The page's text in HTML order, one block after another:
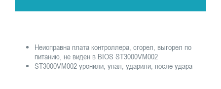
Неисправна плата контроллера, сгорел, выгорел по
питанию, не виден в BIOS ST3000VM002
ST3000VM002 уронили, упал, ударили, после удара